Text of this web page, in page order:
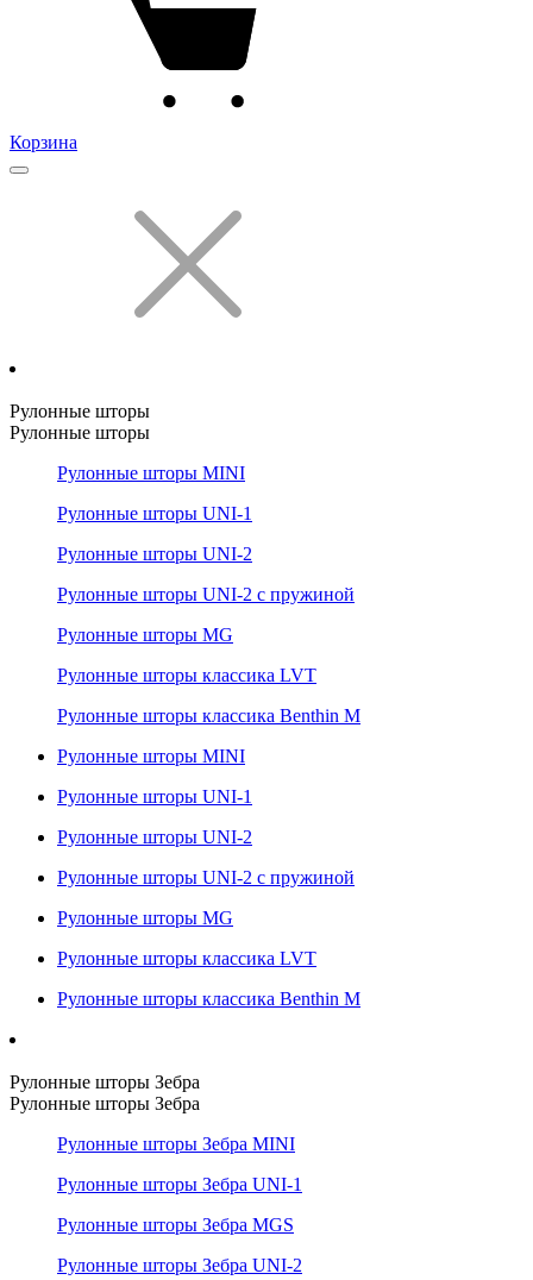
Корзина
Рулонные шторы
Рулонные шторы
Рулонные шторы MINI
Рулонные шторы UNI-1
Рулонные шторы UNI-2
Рулонные шторы UNI-2 с пружиной
Рулонные шторы MG
Рулонные шторы классика LVT
Рулонные шторы классика Benthin M
Рулонные шторы MINI
Рулонные шторы UNI-1
Рулонные шторы UNI-2
Рулонные шторы UNI-2 с пружиной
Рулонные шторы MG
Рулонные шторы классика LVT
Рулонные шторы классика Benthin M
Рулонные шторы Зебра
Рулонные шторы Зебра
Рулонные шторы Зебра MINI
Рулонные шторы Зебра UNI-1
Рулонные шторы Зебра MGS
Рулонные шторы Зебра UNI-2